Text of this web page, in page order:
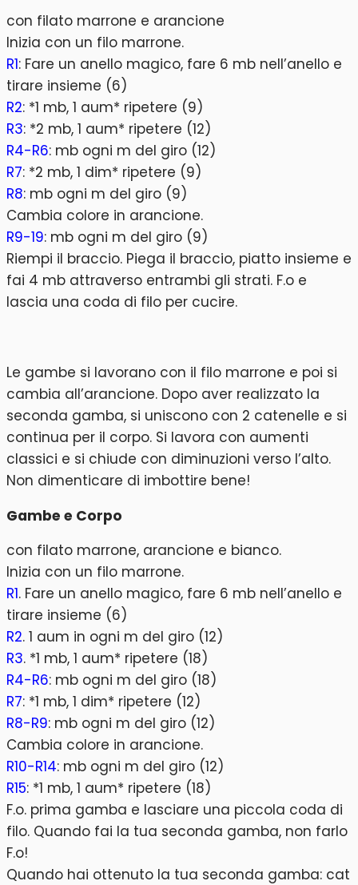
con filato marrone e arancione
Inizia con un filo marrone.
R1: Fare un anello magico, fare 6 mb nell’anello e
tirare insieme (6)
R2: *1 mb, 1 aum* ripetere (9)
R3: *2 mb, 1 aum* ripetere (12)
R4-R6: mb ogni m del giro (12)
R7: *2 mb, 1 dim* ripetere (9)
R8: mb ogni m del giro (9)
Cambia colore in arancione.
R9-19: mb ogni m del giro (9)
Riempi il braccio. Piega il braccio, piatto insieme e
fai 4 mb attraverso entrambi gli strati. F.o e
lascia una coda di filo per cucire.
Le gambe si lavorano con il filo marrone e poi si
cambia all’arancione. Dopo aver realizzato la
seconda gamba, si uniscono con 2 catenelle e si
continua per il corpo. Si lavora con aumenti
classici e si chiude con diminuzioni verso l’alto.
Non dimenticare di imbottire bene!
Gambe e Corpo
con filato marrone, arancione e bianco.
Inizia con un filo marrone.
R1. Fare un anello magico, fare 6 mb nell’anello e
tirare insieme (6)
R2. 1 aum in ogni m del giro (12)
R3. *1 mb, 1 aum* ripetere (18)
R4-R6: mb ogni m del giro (18)
R7: *1 mb, 1 dim* ripetere (12)
R8-R9: mb ogni m del giro (12)
Cambia colore in arancione.
R10-R14: mb ogni m del giro (12)
R15: *1 mb, 1 aum* ripetere (18)
F.o. prima gamba e lasciare una piccola coda di
filo. Quando fai la tua seconda gamba, non farlo
F.o!
Quando hai ottenuto la tua seconda gamba: cat